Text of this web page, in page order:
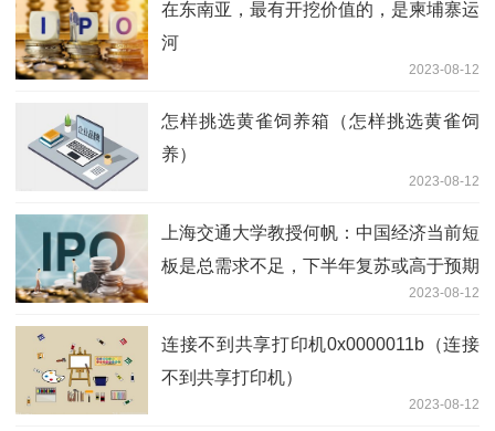
在东南亚，最有开挖价值的，是柬埔寨运
河
2023-08-12
怎样挑选黄雀饲养箱（怎样挑选黄雀饲
养）
2023-08-12
上海交通大学教授何帆：中国经济当前短
板是总需求不足，下半年复苏或高于预期
2023-08-12
连接不到共享打印机0x0000011b（连接
不到共享打印机）
2023-08-12